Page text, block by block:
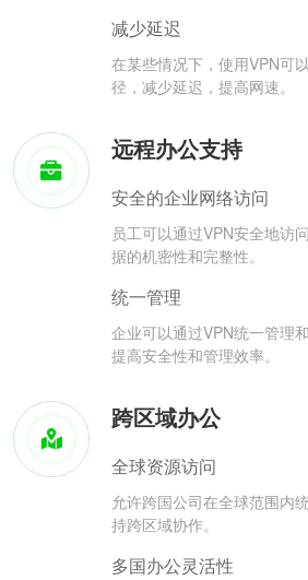
减少延迟
在某些情况下，使用VPN可
径，减少延迟，提高网速。
远程办公支持
安全的企业网络访问
员工可以通过VPN安全地访
据的机密性和完整性。
统一管理
企业可以通过VPN统一管理
提高安全性和管理效率。
跨区域办公
全球资源访问
允许跨国公司在全球范围内
持跨区域协作。
多国办公灵活性